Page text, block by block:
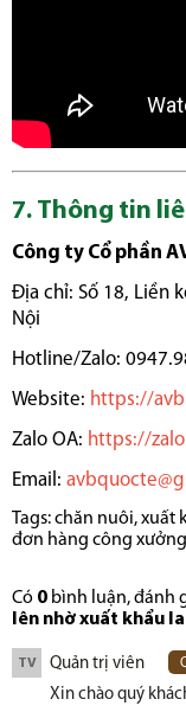
7. Thông tin
Công ty Cổ phần
Địa chỉ: Số 18, Liền
Nội
Hotline/Zalo:
Website: https://
Zalo OA: https://
Email:
Tags:chăn nuôi,xuất
đơn hàng công xưởng
Có 0 bình luận, đánh
lên nhờ xuất khẩu
TV Quản trị viên
Xin chào quý